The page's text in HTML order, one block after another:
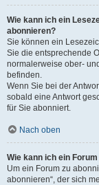
Wie kann ich ein
abonnieren?
Sie können ein
Sie die entsprechende
normalerweise ober-
befinden.
Wenn Sie bei der
sobald eine Antwort
für Sie abonniert.
Nach oben
Wie kann ich ein
Um ein Forum zu
abonnieren“, der sich